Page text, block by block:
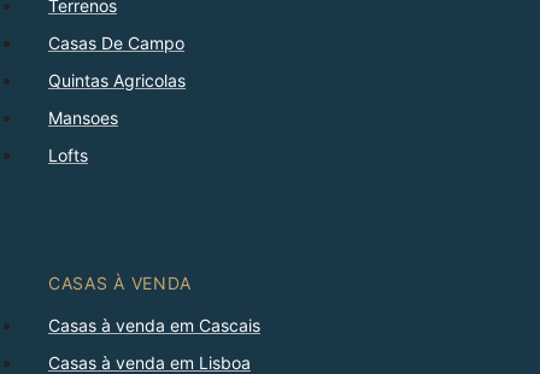
Terrenos
Casas De Campo
Quintas Agricolas
Mansoes
Lofts
CASAS À VENDA
Casas à venda em Cascais
Casas à venda em Lisboa